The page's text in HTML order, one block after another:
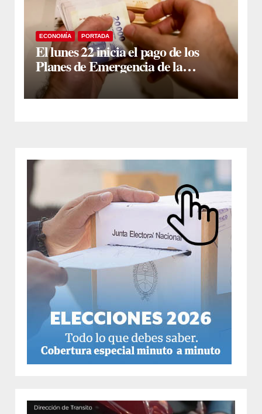
ECONOMÍA PORTADA
El lunes 22 inicia el pago de los
Planes de Emergencia de la
Provincia